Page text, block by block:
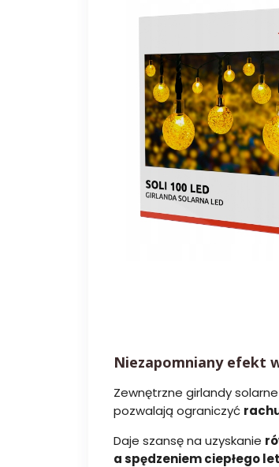
Niezapomniany efekt
Zewnętrzne girlandy
pozwalają ograniczyć
Daje szansę na uzyskanie
a spędzeniem ciepłego